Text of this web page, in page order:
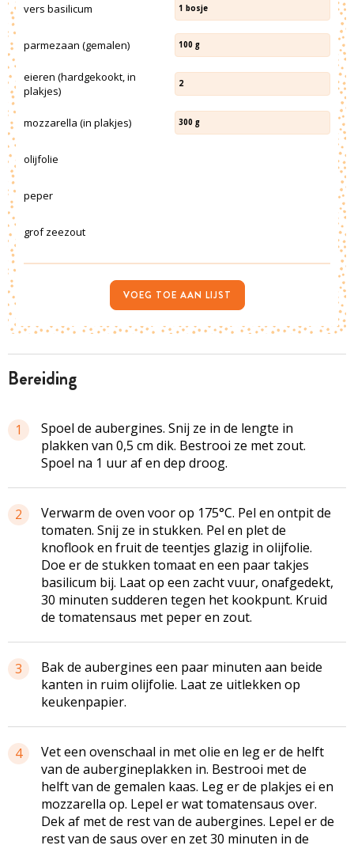
bereiding
1
Spoel de aubergines. Snij ze in de lengte in
plakken van 0,5 cm dik. Bestrooi ze met zout.
Spoel na 1 uur af en dep droog.
2
Verwarm de oven voor op 175°C. Pel en ontpit de
tomaten. Snij ze in stukken. Pel en plet de
knoflook en fruit de teentjes glazig in olijfolie.
Doe er de stukken tomaat en een paar takjes
basilicum bij. Laat op een zacht vuur, onafgedekt,
30 minuten sudderen tegen het kookpunt. Kruid
de tomatensaus met peper en zout.
3
Bak de aubergines een paar minuten aan beide
kanten in ruim olijfolie. Laat ze uitlekken op
keukenpapier.
4
Vet een ovenschaal in met olie en leg er de helft
van de aubergineplakken in. Bestrooi met de
helft van de gemalen kaas. Leg er de plakjes ei en
mozzarella op. Lepel er wat tomatensaus over.
Dek af met de rest van de aubergines. Lepel er de
rest van de saus over en zet 30 minuten in de
vers basilicum 1 bosje
parmezaan (gemalen) 100 g
eieren (hardgekookt, in
plakjes)
2
mozzarella (in plakjes) 300 g
olijfolie
peper
grof zeezout
VOEG TOE AAN LIJST